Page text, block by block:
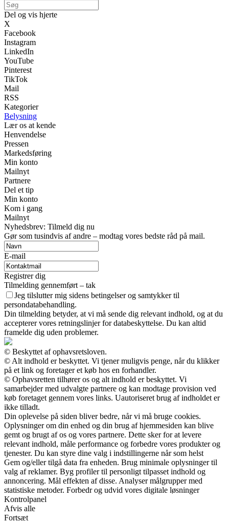
Del og vis hjerte
X
Facebook
Instagram
LinkedIn
YouTube
Pinterest
TikTok
Mail
RSS
Kategorier
Belysning
Lær os at kende
Henvendelse
Pressen
Markedsføring
Min konto
Mailnyt
Partnere
Del et tip
Min konto
Kom i gang
Mailnyt
Nyhedsbrev: Tilmeld dig nu
Gør som tusindvis af andre – modtag vores bedste råd på mail.
E-mail
Registrer dig
Tilmelding gennemført – tak
Jeg tilslutter mig sidens betingelser og samtykker til
persondatabehandling.
Din tilmelding betyder, at vi må sende dig relevant indhold, og at du
accepterer vores retningslinjer for databeskyttelse. Du kan altid
framelde dig uden problemer.
© Beskyttet af ophavsretsloven.
© Alt indhold er beskyttet. Vi tjener muligvis penge, når du klikker
på et link og foretager et køb hos en forhandler.
© Ophavsretten tilhører os og alt indhold er beskyttet. Vi
samarbejder med udvalgte partnere og kan modtage provision ved
køb foretaget gennem vores links. Uautoriseret brug af indholdet er
ikke tilladt.
Din oplevelse på siden bliver bedre, når vi må bruge cookies.
Oplysninger om din enhed og din brug af hjemmesiden kan blive
gemt og brugt af os og vores partnere. Dette sker for at levere
relevant indhold, måle performance og forbedre vores produkter og
tjenester. Du kan styre dine valg i indstillingerne når som helst
Gem og/eller tilgå data fra enheden. Brug minimale oplysninger til
valg af reklamer. Byg profiler til personligt tilpasset indhold og
annoncering. Mål effekten af disse. Analyser målgrupper med
statistiske metoder. Forbedr og udvid vores digitale løsninger
Kontrolpanel
Afvis alle
Fortsæt